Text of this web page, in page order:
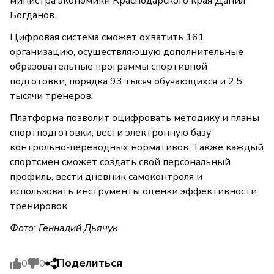
Богданов.
Цифровая система сможет охватить 161
организацию, осуществляющую дополнительные
образовательные программы спортивной
подготовки, порядка 93 тысяч обучающихся и 2,5
тысячи тренеров.
Платформа позволит оцифровать методику и планы
спортподготовки, вести электронную базу
контрольно-переводных нормативов. Также каждый
спортсмен сможет создать свой персональный
профиль, вести дневник самоконтроля и
использовать инструменты оценки эффективности
тренировок.
Фото: Геннадий Дьячук
0 0 Поделиться